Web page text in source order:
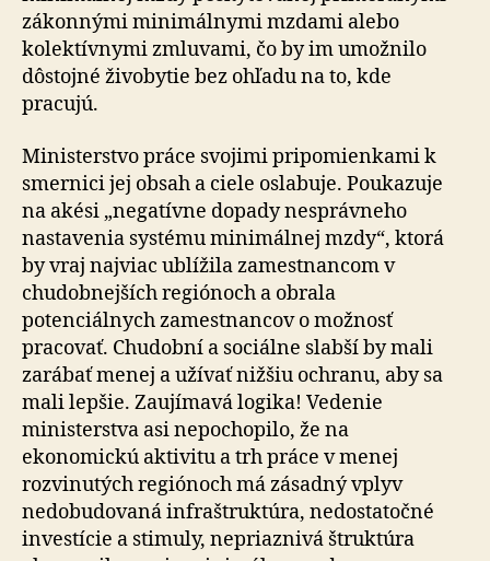
zákonnými minimálnymi mzdami alebo
kolektívnymi zmluvami, čo by im umožnilo
dôstojné živobytie bez ohľadu na to, kde
pracujú.
Ministerstvo práce svojimi pripomienkami k
smernici jej obsah a ciele oslabuje. Poukazuje
na akési „negatívne dopady nesprávneho
nastavenia systému minimálnej mzdy“, ktorá
by vraj najviac ublížila zamestnancom v
chudobnejších regiónoch a obrala
potenciálnych zamestnancov o možnosť
pracovať. Chudobní a sociálne slabší by mali
zarábať menej a užívať nižšiu ochranu, aby sa
mali lepšie. Zaujímavá logika! Vedenie
ministerstva asi nepochopilo, že na
ekonomickú aktivitu a trh práce v menej
rozvinutých regiónoch má zásadný vplyv
nedobudovaná infraštruktúra, nedostatočné
investície a stimuly, nepriaznivá štruktúra